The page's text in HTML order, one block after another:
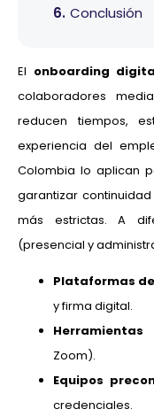
Conclusión
El onboarding
colaboradores
reducen tiempos,
experiencia del
Colombia lo aplican
garantizar
más estrictas. A
(presencial y
Plataformas de
y firma digital.
Zoom).
Equipos
credenciales.